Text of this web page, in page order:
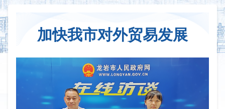
加快我市对外贸易发展